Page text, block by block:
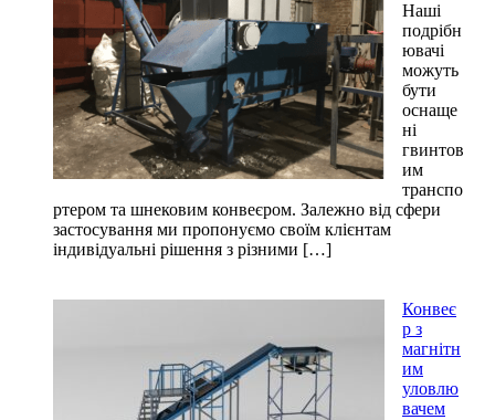
Наші
подрібн
ювачі
можуть
бути
оснаще
ні
гвинтов
им
транспо
ртером та шнековим конвеєром. Залежно від сфери
застосування ми пропонуємо своїм клієнтам
індивідуальні рішення з різними […]
Конвеє
р з
магнітн
им
уловлю
вачем